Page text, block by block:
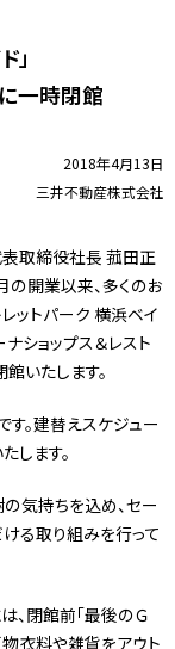
」
一時閉館
2018年4月13日
三井不動産株式会社
取締役社長 菰田正
の開業以来、多くのお
ットパーク 横浜ベイ
ショップス＆レスト
いたします。
。建替えスケジュー
します。
気持ちを込め、セー
る取り組みを行って
、閉館前「最後のＧ
衣料や雑貨をアウト